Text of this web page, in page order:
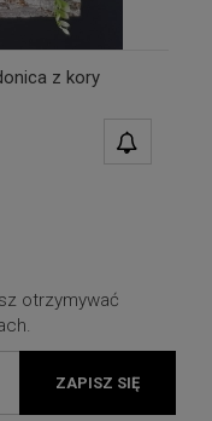
z kory
otrzymywać
ZAPISZ SIĘ